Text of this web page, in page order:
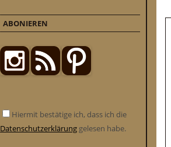
ABONIEREN
Hiermit bestätige ich, dass ich die
Datenschutzerklärung gelesen habe.